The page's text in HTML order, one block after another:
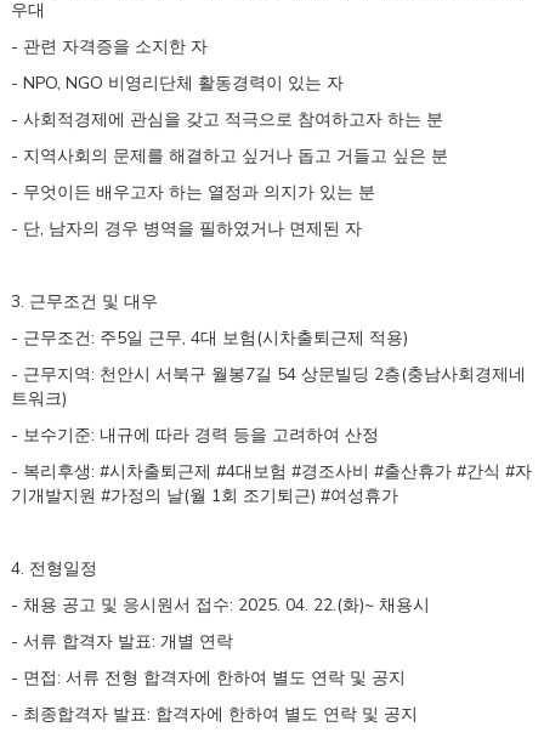
우대
- 관련 자격증을 소지한 자
- NPO, NGO 비영리단체 활동경력이 있는 자
- 사회적경제에 관심을 갖고 적극으로 참여하고자 하는 분
- 지역사회의 문제를 해결하고 싶거나 돕고 거들고 싶은 분
- 무엇이든 배우고자 하는 열정과 의지가 있는 분
- 단, 남자의 경우 병역을 필하였거나 면제된 자
3. 근무조건 및 대우
- 근무조건: 주5일 근무, 4대 보험 (시차출퇴근제 적용)
- 근무지역: 천안시 서북구 월봉7길 54 상문빌딩 2층(충남사회경제네
트워크)
- 보수기준: 내규에 따라 경력 등을 고려하여 산정
- 복리후생: #시차출퇴근제 #4대보험 #경조사비 #출산휴가 #간식 #자
기개발지원 #가정의 날(월 1회 조기 퇴근) #여성휴가
4. 전형일정
- 채용 공고 및 응시원서 접수: 2025. 04. 22.(화)~ 채용시
- 서류 합격자 발표: 개별 연락
- 면접: 서류 전형 합격자에 한하여 별도 연락 및 공지
- 최종합격자 발표: 합격자에 한하여 별도 연락 및 공지